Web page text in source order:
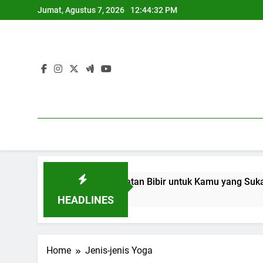
to
Jumat, Agustus 7, 2026 12:44:32 PM
HEADLINES
10 Tips Perawatan Bibir untuk Kamu yang Suka Pakai Lipstik
Home Jenis-jenis Yoga